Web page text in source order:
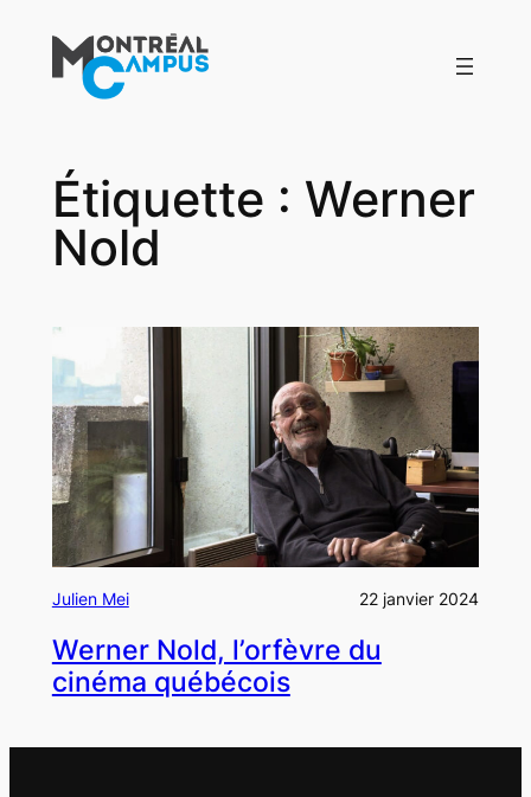
contenu
Étiquette : Werner
Nold
Julien Mei 22 janvier 2024
Werner Nold, l’orfèvre du
cinéma québécois